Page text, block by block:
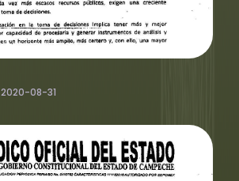
2020-08-31